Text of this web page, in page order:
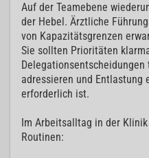
Auf der Teamebene
der Hebel. Ärztliche
von Kapazitätsgrenzen
Sie sollten Prioritäten
adressieren und Entlastung
erforderlich ist.
Im Arbeitsalltag in der
Routinen: